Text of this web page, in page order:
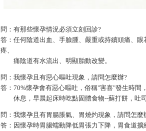
問：有那些懷孕情況必須立刻回診?
答：任何陰道出血、手臉腫、嚴重或持續頭痛、
疼、
痛陰道有水流出、明顯胎動改變。
問：我懷孕且有惡心嘔吐現象，請問怎麼辦?
答：70%懷孕會有惡心嘔吐，俗稱"害喜"發生時間
休息，早晨起床時吃點固體食物--蘇打餅，吐司
問：我懷孕且有胃腸脹氣、胃燒灼現象，請問怎麼
答：因懷孕時胃腸蠕動降低胃張力下降，胃食道